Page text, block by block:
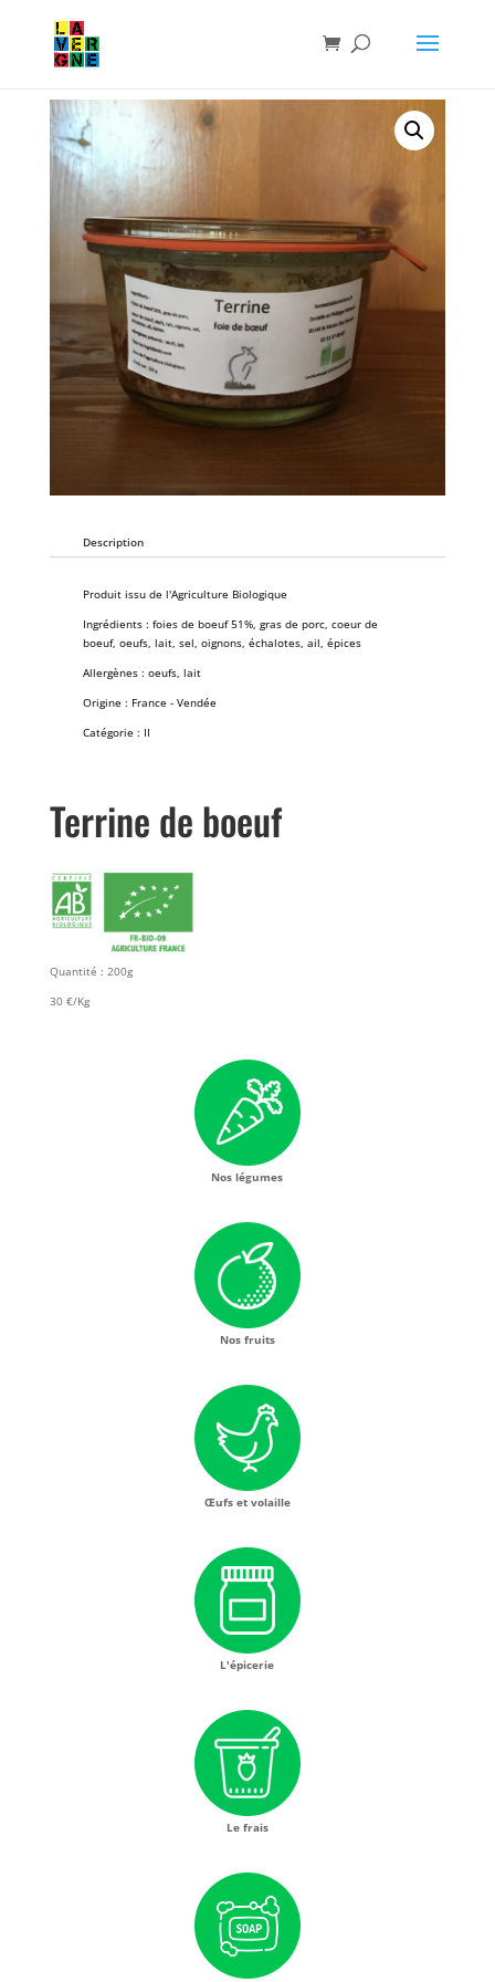
Description
Produit issu de l'Agriculture Biologique
Ingrédients : foies de boeuf 51%, gras de porc, coeur de
boeuf, oeufs, lait, sel, oignons, échalotes, ail, épices
Allergènes : oeufs, lait
Origine : France - Vendée
Catégorie : II
Terrine de boeuf
Quantité : 200g
30 €/Kg
Nos légumes
Nos fruits
Œufs et volaille
L'épicerie
Le frais